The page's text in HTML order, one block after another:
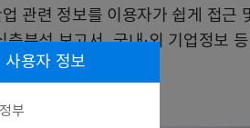
관련 정보를 이용자가 쉽게 접
분석 보고서, 국내·외 기업정보
사용자 정보
부